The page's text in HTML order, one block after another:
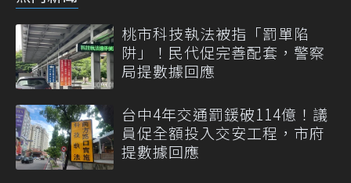
桃市科技執法被指「罰單陷
阱」！民代促完善配套，警察
局提數據回應
台中4年交通罰鍰破114億！議
員促全額投入交安工程，市府
提數據回應